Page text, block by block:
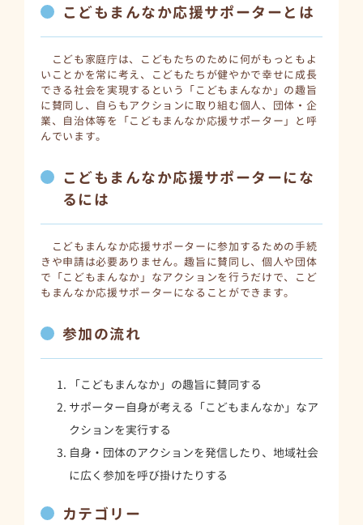
こどもまんなか応援サポーターとは
こども家庭庁は、こどもたちのために何がもっともよ
いことかを常に考え、こどもたちが健やかで幸せに成長
できる社会を実現するという「こどもまんなか」の趣旨
に賛同し、自らもアクションに取り組む個人、団体・企
業、自治体等を「こどもまんなか応援サポーター」と呼
んでいます。
こどもまんなか応援サポーターにな
るには
こどもまんなか応援サポーターに参加するための手続
きや申請は必要ありません。趣旨に賛同し、個人や団体
で「こどもまんなか」なアクションを行うだけで、こど
もまんなか応援サポーターになることができます。
参加の流れ
「こどもまんなか」の趣旨に賛同する
サポーター自身が考える「こどもまんなか」なア
クションを実行する
自身・団体のアクションを発信したり、地域社会
に広く参加を呼び掛けたりする
カテゴリー